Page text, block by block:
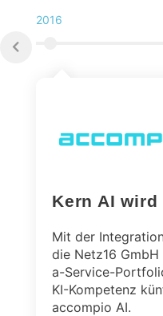
2016
Kern AI
Mit der
die Netz16
a-Service-
KI-Kompetenz
accompio AI.